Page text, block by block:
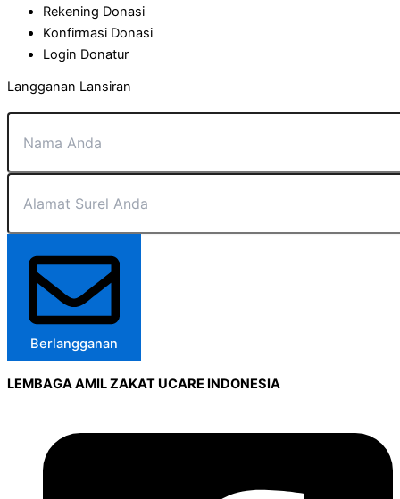
Rekening Donasi
Konfirmasi Donasi
Login Donatur
Langganan Lansiran
Berlangganan
LEMBAGA AMIL ZAKAT UCARE INDONESIA